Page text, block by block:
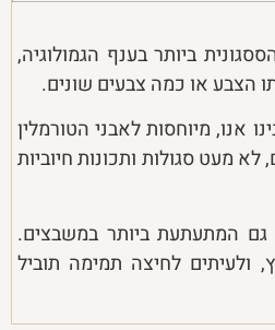
ביותר בענף הגמולוגיה,
הצבע או כמה צבעים שונים.
אנו, מיוחסות לאבני הטורמלין
לא מעט סגולות ותכונות חיוביות
המתעתעת ביותר במשבצים.
ולעיתים לחיצה תמימה תוביל